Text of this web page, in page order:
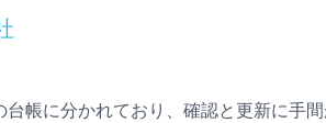
台帳に分かれており、確認と更新に手